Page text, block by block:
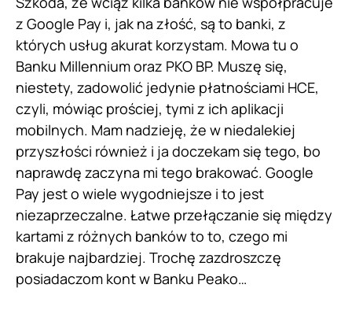
z Google Pay i, jak na złość, są to banki, z
których usług akurat korzystam. Mowa tu o
Banku Millennium oraz PKO BP. Muszę się,
niestety, zadowolić jedynie płatnościami HCE,
czyli, mówiąc prościej, tymi z ich aplikacji
mobilnych. Mam nadzieję, że w niedalekiej
przyszłości również i ja doczekam się tego, bo
naprawdę zaczyna mi tego brakować. Google
Pay jest o wiele wygodniejsze i to jest
niezaprzeczalne. Łatwe przełączanie się między
kartami z różnych banków to to, czego mi
brakuje najbardziej. Trochę zazdroszczę
posiadaczom kont w Banku Peako…